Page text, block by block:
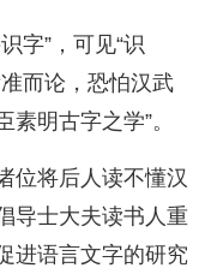
字”，可见“识
而论，恐怕汉武
素明古字之学”。
位将后人读不懂汉
导士大夫读书人重
进语言文字的研究